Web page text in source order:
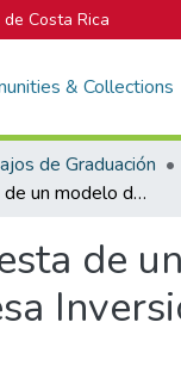
Costa Rica
& Collections
de Graduación
Propuesta de un modelo de selección y priorización de proyectos para la Empresa Inversiones Kresco S.A
de